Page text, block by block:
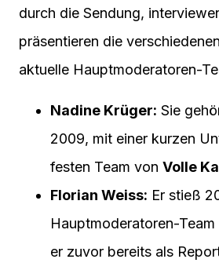
durch die Sendung,
präsentieren die
aktuelle Hauptmoderatoren-
Nadine Krüger: Sie
2009, mit einer kurzen
festen Team von Volle
Florian Weiss: Er stieß
Hauptmoderatoren-
er zuvor bereits als